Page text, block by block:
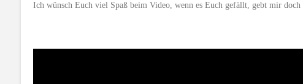
Ich wünsch Euch viel Spaß beim Video, wenn es Euch gefällt, gebt mir